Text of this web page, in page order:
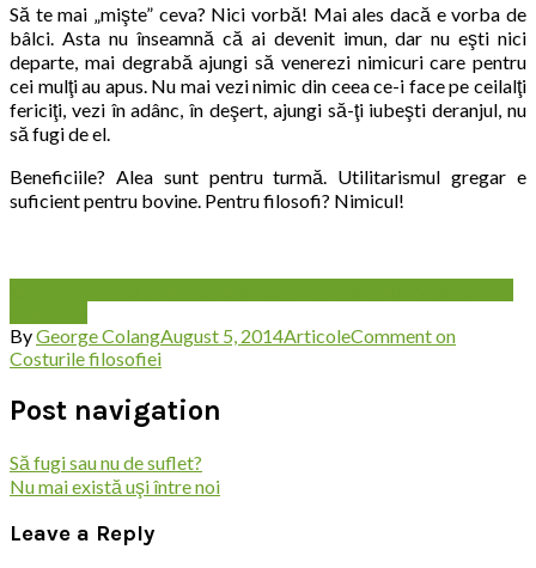
Să te mai „mişte” ceva? Nici vorbă! Mai ales dacă e vorba de
bâlci. Asta nu înseamnă că ai devenit imun, dar nu eşti nici
departe, mai degrabă ajungi să venerezi nimicuri care pentru
cei mulţi au apus. Nu mai vezi nimic din ceea ce-i face pe ceilalţi
fericiţi, vezi în adânc, în deşert, ajungi să-ţi iubeşti deranjul, nu
să fugi de el.
Beneficiile? Alea sunt pentru turmă. Utilitarismul gregar e
suficient pentru bovine. Pentru filosofi? Nimicul!
ByGeorge ColangAugust 5, 2014ArticoleCommenton
Costurile filosofiei
Post navigation
Să fugi sau nu de suflet?
Nu mai există uşi între noi
Leave a Reply